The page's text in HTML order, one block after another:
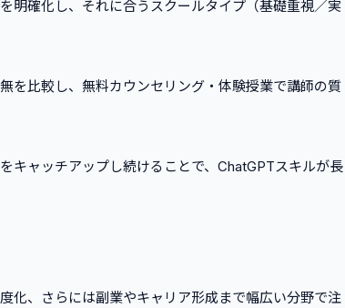
明確化し、それに合うスクールタイプ（基礎重視／実
を比較し、無料カウンセリング・体験授業で講師の質
キャッチアップし続けることで、ChatGPTスキルが長
化、さらには副業やキャリア形成まで幅広い分野で注